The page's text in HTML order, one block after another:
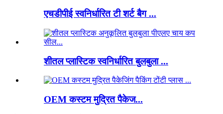
एचडीपीई स्वनिर्धारित टी शर्ट बैग ...
शीतल प्लास्टिक स्वनिर्धारित बुलबुला ...
OEM कस्टम मुद्रित पैकेज...